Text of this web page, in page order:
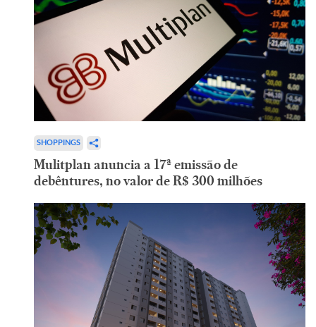
SHOPPINGS
Mulitplan anuncia a 17ª emissão de
debêntures, no valor de R$ 300 milhões